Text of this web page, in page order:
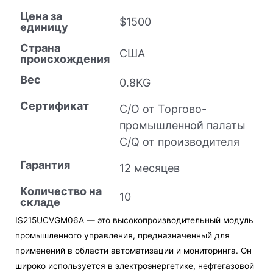
Цена за
единицу
$1500
Страна
происхождения
США
Вес
0.8KG
Сертификат
C/O от Торгово-
промышленной палаты
C/Q от производителя
Гарантия
12 месяцев
Количество на
складе
10
IS215UCVGM06A — это высокопроизводительный модуль
промышленного управления, предназначенный для
применений в области автоматизации и мониторинга. Он
широко используется в электроэнергетике, нефтегазовой